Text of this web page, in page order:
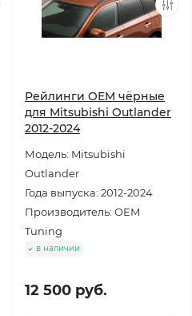
Рейлинги OEM чёрные
для Mitsubishi Outlander
2012-2024
Модель: Mitsubishi
Outlander
Года выпуска: 2012-2024
Производитель: OEM
Tuning
в наличии
12 500 руб.